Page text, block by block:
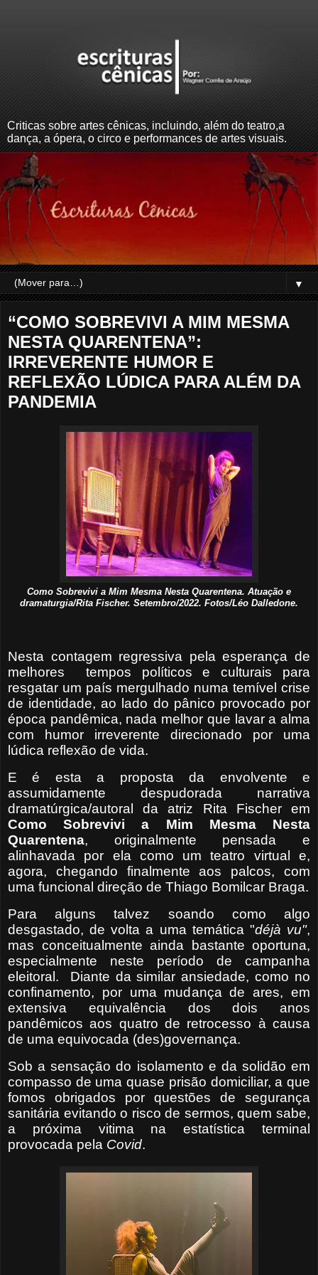
Criticas sobre artes cênicas, incluindo, além do teatro,a
dança, a ópera, o circo e performances de artes visuais.
▼
“COMO SOBREVIVI A MIM MESMA
NESTA QUARENTENA”:
IRREVERENTE HUMOR E
REFLEXÃO LÚDICA PARA ALÉM DA
PANDEMIA
Como Sobrevivi a Mim Mesma Nesta Quarentena. Atuação e
dramaturgia/Rita Fischer. Setembro/2022. Fotos/Léo Dalledone.
Nesta contagem regressiva pela esperança de
melhores
tempos políticos e culturais para
resgatar um país mergulhado numa temível crise
de identidade, ao lado do pânico provocado por
época pandêmica, nada melhor que lavar a alma
com humor irreverente direcionado por uma
lúdica reflexão de vida.
E é esta a proposta da envolvente e
assumidamente despudorada narrativa
dramatúrgica/autoral da atriz Rita Fischer em
Como Sobrevivi a Mim Mesma Nesta
Quarentena, originalmente pensada e
alinhavada por ela como um teatro virtual e,
agora, chegando finalmente aos palcos, com
uma funcional direção de Thiago Bomilcar Braga.
Para alguns talvez soando como algo
desgastado, de volta a uma temática "déjà vu",
mas conceitualmente ainda bastante oportuna,
especialmente neste período de campanha
eleitoral.
Diante da similar ansiedade, como no
confinamento, por uma mudança de ares, em
extensiva equivalência dos dois anos
pandêmicos aos quatro de retrocesso à causa
de uma equivocada (des)governança.
Sob a sensação do isolamento e da solidão em
compasso de uma quase prisão domiciliar, a que
fomos obrigados por questões de segurança
sanitária evitando o risco de sermos, quem sabe,
a próxima vitima na estatística terminal
provocada pela Covid.